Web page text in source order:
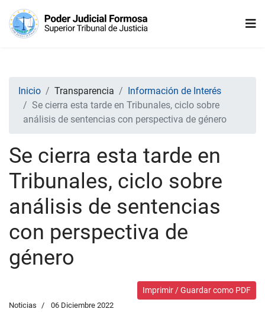
Inicio Transparencia
Información de Interés
Se cierra esta tarde en Tribunales, ciclo sobre
análisis de sentencias con perspectiva de género
Se cierra esta tarde en
Tribunales, ciclo sobre
análisis de sentencias
con perspectiva de
género
Imprimir / Guardar como PDF
Noticias 06 Diciembre 2022